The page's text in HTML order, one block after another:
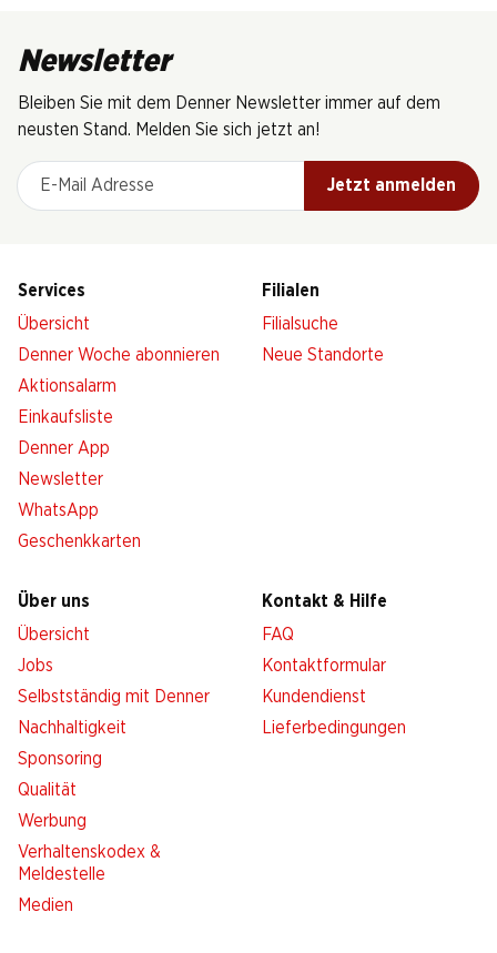
Newsletter
Bleiben Sie mit dem Denner Newsletter immer auf dem
neusten Stand. Melden Sie sich jetzt an!
E-Mail Adresse
Jetzt anmelden
Services
Übersicht
Denner Woche abonnieren
Aktionsalarm
Einkaufsliste
Denner App
Newsletter
WhatsApp
Geschenkkarten
Filialen
Filialsuche
Neue Standorte
Über uns
Übersicht
Jobs
Selbstständig mit Denner
Nachhaltigkeit
Sponsoring
Qualität
Werbung
Verhaltenskodex &
Meldestelle
Medien
Kontakt & Hilfe
FAQ
Kontaktformular
Kundendienst
Lieferbedingungen